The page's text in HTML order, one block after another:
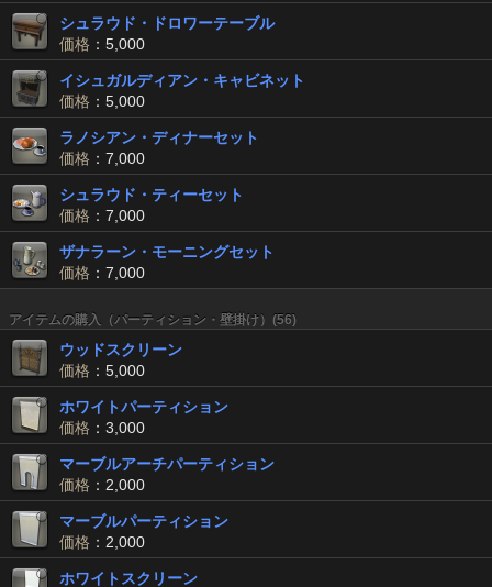
シュラウド・ドロワーテーブル
価格 ：5,000
イシュガルディアン・キャビネット
価格 ：5,000
ラノシアン・ディナーセット
価格 ：7,000
シュラウド・ティーセット
価格 ：7,000
ザナラーン・モーニングセット
価格 ：7,000
アイテムの購入（パーティション・壁掛け）(56)
ウッドスクリーン
価格 ：5,000
ホワイトパーティション
価格 ：3,000
マーブルアーチパーティション
価格 ：2,000
マーブルパーティション
価格 ：2,000
ホワイトスクリーン